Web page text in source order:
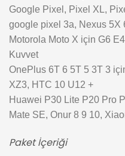
Google Pixel, Pixel XL,
google pixel 3a, Nexus 5X
Motorola Moto X için G6
Kuvvet
OnePlus 6T 6 5T 5 3T 3
XZ3, HTC 10 U12 +
Huawei P30 Lite P20 Pro
Mate SE, Onur 8 9 10,
Paket İçeriği